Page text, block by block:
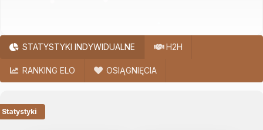
STATYSTYKI INDYWIDUALNE H2H
RANKING ELO OSIĄGNIĘCIA
Statystyki